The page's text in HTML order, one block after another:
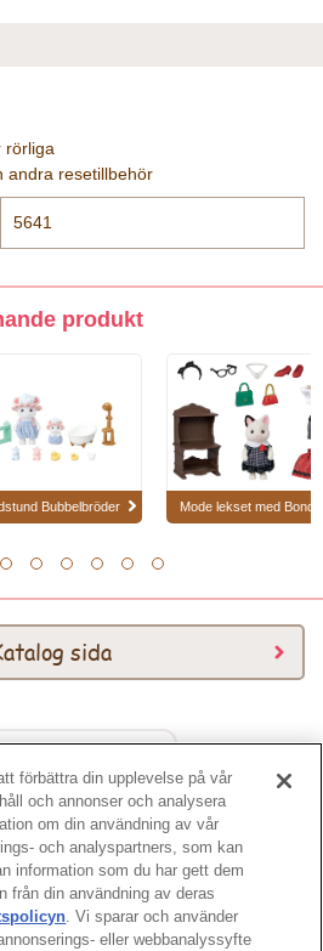
rörliga
andra resetillbehör
5641
produkt
Bubbelbröder Mode lekset med
sida
sidans topp
förbättra din upplevelse på vår
och annonser och analysera
om din användning av vår
och analyspartners, som kan
information som du har gett dem
från din användning av deras
. Vi sparar och använder
eller webbanalyssyfte